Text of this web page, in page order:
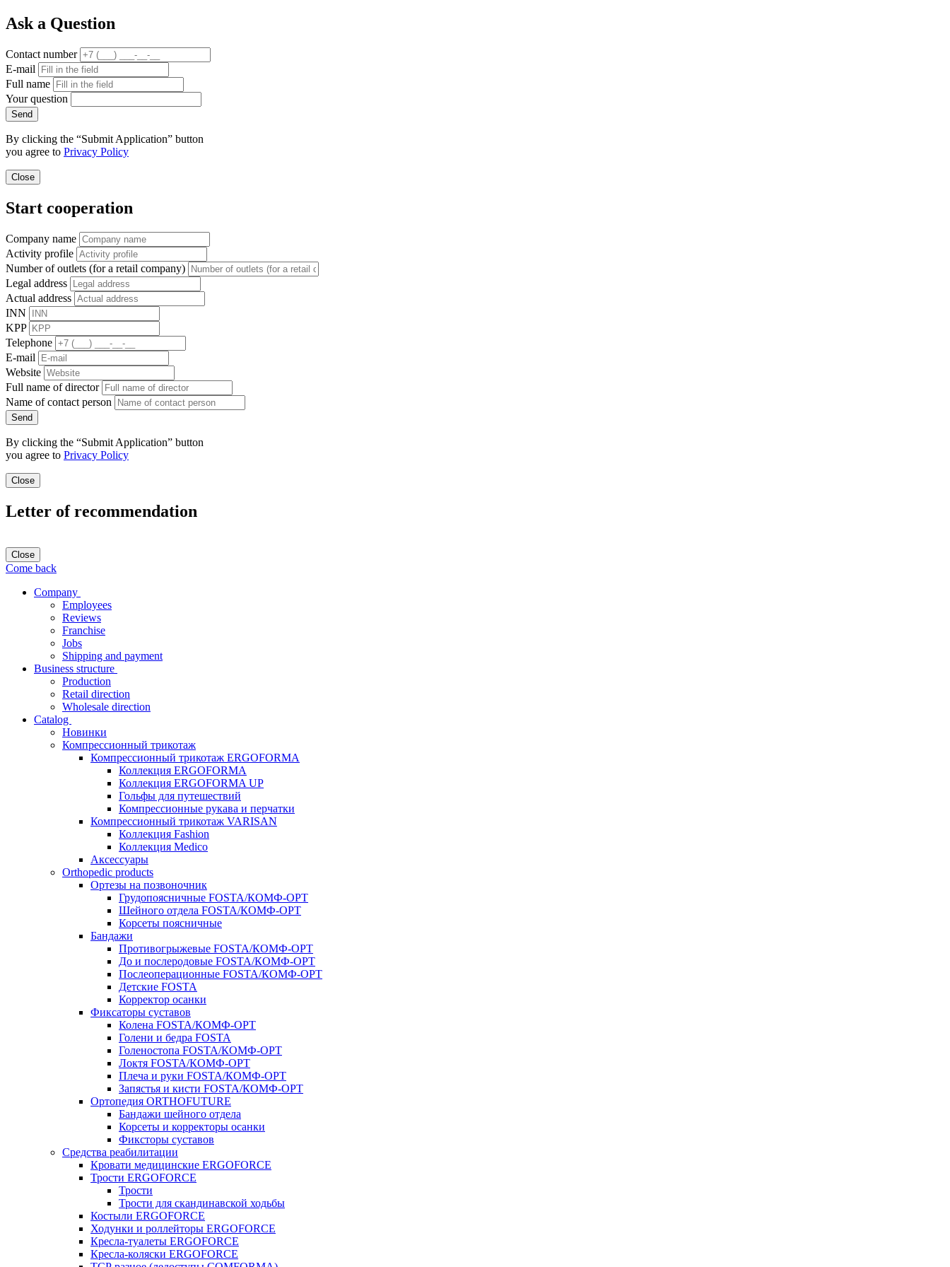
Ask a Question
Contact number
E-mail
Full name
Your question
Send
By clicking the “Submit Application” button
you agree to Privacy Policy
Close
Start cooperation
Company name
Activity profile
Number of outlets (for a retail company)
Legal address
Actual address
INN
KPP
Telephone
E-mail
Website
Full name of director
Name of contact person
Send
By clicking the “Submit Application” button
you agree to Privacy Policy
Close
Letter of recommendation
Close
Come back
Company
Employees
Reviews
Franchise
Jobs
Shipping and payment
Business structure
Production
Retail direction
Wholesale direction
Catalog
Новинки
Компрессионный трикотаж
Компрессионный трикотаж ERGOFORMA
Коллекция ERGOFORMA
Коллекция ERGOFORMA UP
Гольфы для путешествий
Компрессионные рукава и перчатки
Компрессионный трикотаж VARISAN
Коллекция Fashion
Коллекция Medico
Аксессуары
Orthopedic products
Ортезы на позвоночник
Грудопоясничные FOSTA/КОМФ-ОРТ
Шейного отдела FOSTA/КОМФ-ОРТ
Корсеты поясничные
Бандажи
Противогрыжевые FOSTA/КОМФ-ОРТ
До и послеродовые FOSTA/КОМФ-ОРТ
Послеоперационные FOSTA/КОМФ-ОРТ
Детские FOSTA
Корректор осанки
Фиксаторы суставов
Колена FOSTA/КОМФ-ОРТ
Голени и бедра FOSTA
Голеностопа FOSTA/КОМФ-ОРТ
Локтя FOSTA/КОМФ-ОРТ
Плеча и руки FOSTA/КОМФ-ОРТ
Запястья и кисти FOSTA/КОМФ-ОРТ
Ортопедия ORTHOFUTURE
Бандажи шейного отдела
Корсеты и корректоры осанки
Фиксторы суставов
Средства реабилитации
Кровати медицинские ERGOFORCE
Трости ERGOFORCE
Трости
Трости для скандинавской ходьбы
Костыли ERGOFORCE
Ходунки и роллейторы ERGOFORCE
Кресла-туалеты ERGOFORCE
Кресла-коляски ERGOFORCE